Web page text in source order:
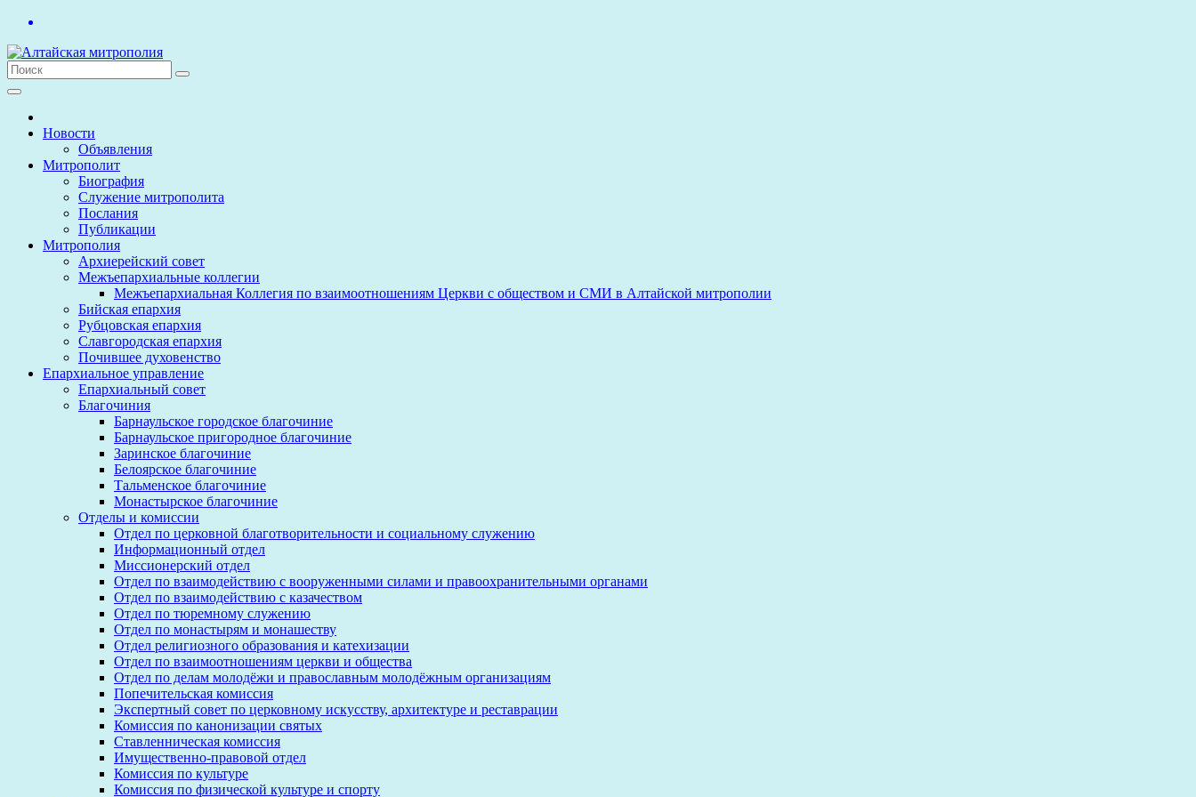
Перейти
содержимому
Новости
Объявления
Митрополит
Биография
Служение митрополита
Послания
Публикации
Митрополия
Архиерейский совет
Межъепархиальные коллегии
Межъепархиальная Коллегия по взаимоотношениям Церкви с обществом и СМИ в Алтайской митрополии
Бийская епархия
Рубцовская епархия
Славгородская епархия
Почившее духовенство
Епархиальное управление
Епархиальный совет
Благочиния
Барнаульское городское благочиние
Барнаульское пригородное благочиние
Заринское благочиние
Белоярское благочиние
Тальменское благочиние
Монастырское благочиние
Отделы и комиссии
Отдел по церковной благотворительности и социальному служению
Информационный отдел
Миссионерский отдел
Отдел по взаимодействию с вооруженными силами и правоохранительными органами
Отдел по взаимодействию с казачеством
Отдел по тюремному служению
Отдел по монастырям и монашеству
Отдел религиозного образования и катехизации
Отдел по взаимоотношениям церкви и общества
Отдел по делам молодёжи и православным молодёжным организациям
Попечительская комиссия
Экспертный совет по церковному искусству, архитектуре и реставрации
Комиссия по канонизации святых
Ставленническая комиссия
Имущественно-правовой отдел
Комиссия по культуре
Комиссия по физической культуре и спорту